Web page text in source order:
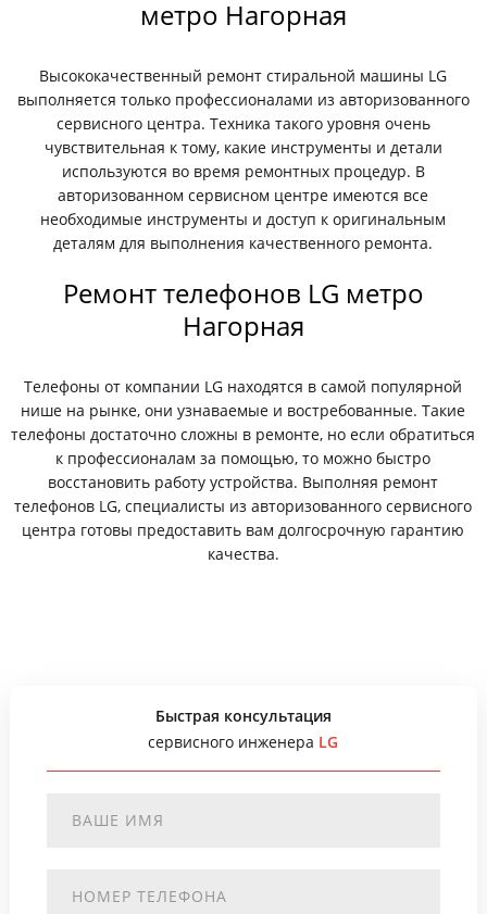
метро Нагорная
Высококачественный ремонт стиральной машины LG
выполняется только профессионалами из авторизованного
сервисного центра. Техника такого уровня очень
чувствительная к тому, какие инструменты и детали
используются во время ремонтных процедур. В
авторизованном сервисном центре имеются все
необходимые инструменты и доступ к оригинальным
деталям для выполнения качественного ремонта.
Ремонт телефонов LG метро
Нагорная
Телефоны от компании LG находятся в самой популярной
нише на рынке, они узнаваемые и востребованные. Такие
телефоны достаточно сложны в ремонте, но если обратиться
к профессионалам за помощью, то можно быстро
восстановить работу устройства. Выполняя ремонт
телефонов LG, специалисты из авторизованного сервисного
центра готовы предоставить вам долгосрочную гарантию
качества.
Быстрая консультация
сервисного инженера LG